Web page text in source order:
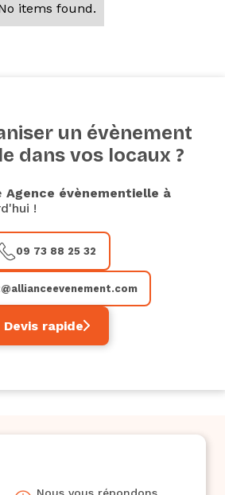
items found.
un évènement
dans vos locaux ?
Agence évènementielle à
!
09 73 88 25 32
Devis rapide
Nous vous répondons